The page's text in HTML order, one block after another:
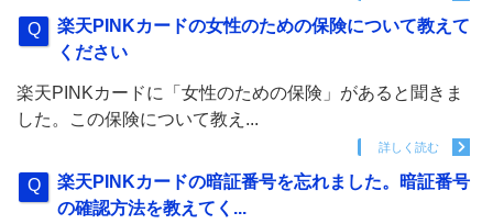
楽天PINKカードの女性のための保険について教えて
ください
楽天PINKカードに「女性のための保険」があると聞きま
した。この保険について教え...
詳しく読む
楽天PINKカードの暗証番号を忘れました。暗証番号
の確認方法を教えてく...